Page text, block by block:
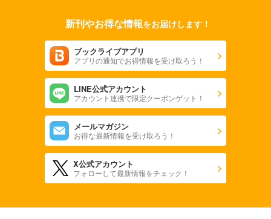
新刊やお得な情報をお届けします！
ブックライブアプリ
アプリの通知でお得情報を受け取ろう！
LINE公式アカウント
アカウント連携で限定クーポンゲット！
メールマガジン
お得な最新情報を受け取ろう！
X公式アカウント
フォローして最新情報をチェック！